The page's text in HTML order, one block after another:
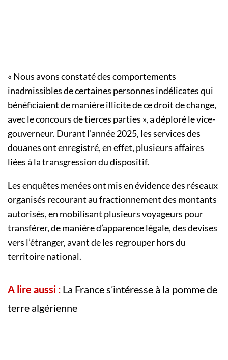
« Nous avons constaté des comportements
inadmissibles de certaines personnes indélicates qui
bénéficiaient de manière illicite de ce droit de change,
avec le concours de tierces parties », a déploré le vice-
gouverneur. Durant l’année 2025, les services des
douanes ont enregistré, en effet, plusieurs affaires
liées à la transgression du dispositif.
Les enquêtes menées ont mis en évidence des réseaux
organisés recourant au fractionnement des montants
autorisés, en mobilisant plusieurs voyageurs pour
transférer, de manière d’apparence légale, des devises
vers l’étranger, avant de les regrouper hors du
territoire national.
A lire aussi : La France s’intéresse à la pomme de
terre algérienne